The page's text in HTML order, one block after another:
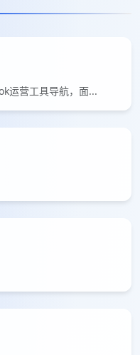
运营工具导航，面...